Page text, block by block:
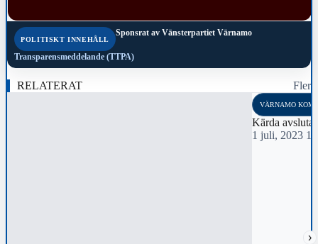
POLITISKT INNEHÅLL
Sponsrat av Vänsterpartiet Värnamo
Transparensmeddelande (TTPA)
RELATERAT Fler
›
VÄRNAMO
Kärda
1 juli, 2023